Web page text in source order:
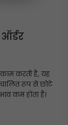
करती है, यह
रूप से छोटे
कम होता है।